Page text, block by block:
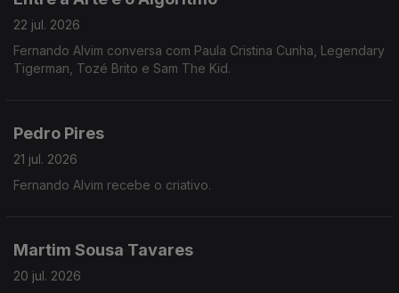
22 jul. 2026
Fernando Alvim conversa com Paula Cristina Cunha, Legendary
Tigerman, Tozé Brito e Sam The Kid.
Pedro Pires
21 jul. 2026
Fernando Alvim recebe o criativo.
Martim Sousa Tavares
20 jul. 2026